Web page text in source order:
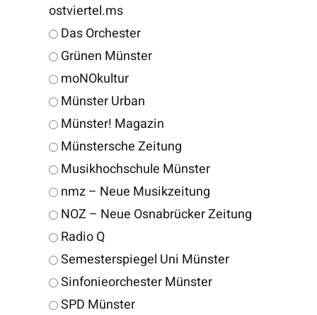
ostviertel.ms
Das Orchester
Grünen Münster
moNOkultur
Münster Urban
Münster! Magazin
Münstersche Zeitung
Musikhochschule Münster
nmz – Neue Musikzeitung
NOZ – Neue Osnabrücker Zeitung
Radio Q
Semesterspiegel Uni Münster
Sinfonieorchester Münster
SPD Münster